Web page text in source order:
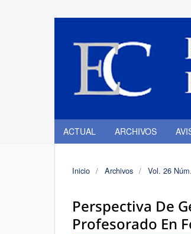
ACTUAL ARCHIVOS
Inicio / Archivos / Vol. 26
Perspectiva De
Profesorado En